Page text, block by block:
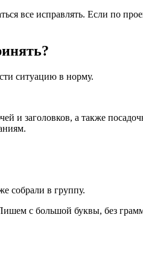
все исправлять. Если по
ситуацию в норму.
и заголовков, а также
собрали в группу.
с большой буквы, без